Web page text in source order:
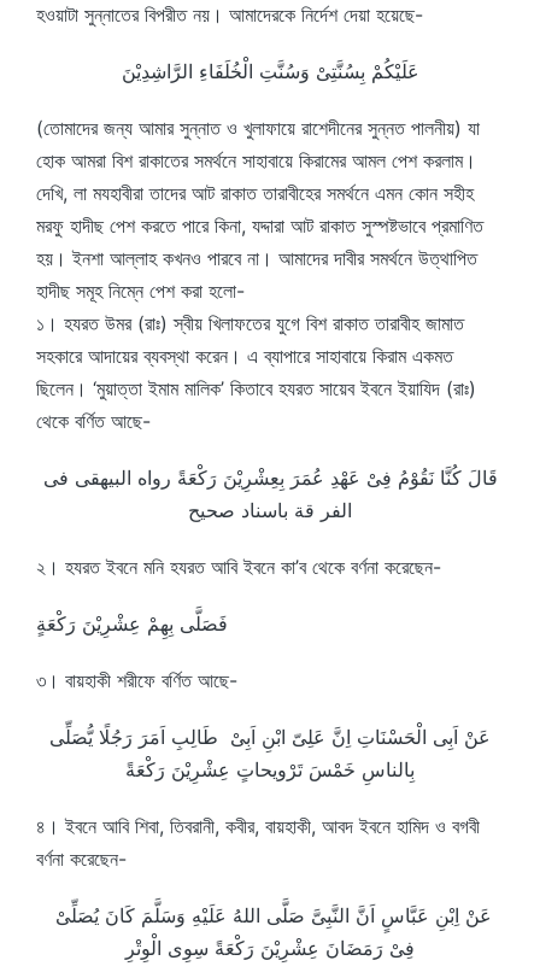
হওয়াটা সুন্নাতের বিপরীত নয়। আমাদেরকে নির্দেশ দেয়া হয়েছে-
عَلَيْكُمْ بِسُنَّتِىْ وَسُنَّتِ الْخُلَفَاءِ الرَّاشِدِيْنَ
(তোমাদের জন্য আমার সুন্নাত ও খুলাফায়ে রাশেদীনের সুন্নত পালনীয়) যা
হোক আমরা বিশ রাকাতের সমর্থনে সাহাবায়ে কিরামের আমল পেশ করলাম।
দেখি, লা মযহাবীরা তাদের আট রাকাত তারাবীহের সমর্থনে এমন কোন সহীহ
মরফু হাদীছ পেশ করতে পারে কিনা, যদ্দারা আট রাকাত সুস্পষ্টভাবে প্রমাণিত
হয়। ইনশা আল্লাহ কখনও পারবে না। আমাদের দাবীর সমর্থনে উত্থাপিত
হাদীছ সমূহ নিম্নে পেশ করা হলো-
১। হযরত উমর (রাঃ) স্বীয় খিলাফতের যুগে বিশ রাকাত তারাবীহ জামাত
সহকারে আদায়ের ব্যবস্থা করেন। এ ব্যাপারে সাহাবায়ে কিরাম একমত
ছিলেন। ‘মুয়াত্তা ইমাম মালিক’ কিতাবে হযরত সায়েব ইবনে ইয়াযিদ (রাঃ)
থেকে বর্ণিত আছে-
قَالَ كُنَّا نَقُوْمُ فِىْ عَهْدِ عُمَرَ بِعِشْرِيْنَ رَكْعَةً رواه البيهقى فى
الفر قة باسناد صحيح
২। হযরত ইবনে মনি হযরত আবি ইবনে কা’ব থেকে বর্ণনা করেছেন-
فَصَلَّى بِهِمْ عِشْرِيْنَ رَكْعَةٍ
৩। বায়হাকী শরীফে বর্ণিত আছে-
عَنْ اَبِى الْحَسْنَاتِ اِنَّ عَلِىّ ابْنِ اَبِىْ طَالِبِ اَمَرَ رَجُلًا يُّصَلِّى
بِالناسِ خَمْسَ تَرْويحاتٍ عِشْرِيْنَ رَكْعَةً
৪। ইবনে আবি শিবা, তিবরানী, কবীর, বায়হাকী, আবদ ইবনে হামিদ ও বগবী
বর্ণনা করেছেন-
فِىْ رَمَضَانَ عِشْرِيْنَ رَكْعَةً سِوِى الْوِتْرِ